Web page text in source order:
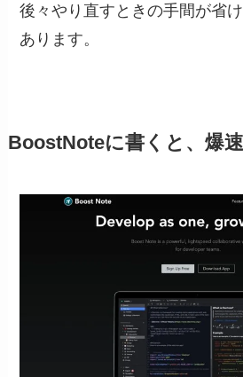
後々やり直すときの手間が省
あります。
BoostNoteに書くと、爆